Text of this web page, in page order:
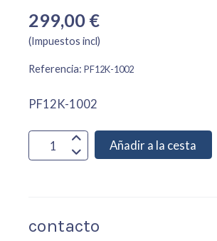
299,00 €
(Impuestos incl)
Referencia:PF12K-1002
PF12K-1002
Añadir a la cesta
contacto